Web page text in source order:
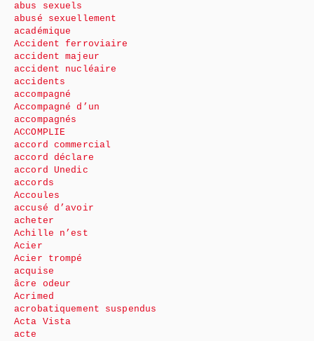
abus sexuels
abusé sexuellement
académique
Accident ferroviaire
accident majeur
accident nucléaire
accidents
accompagné
Accompagné d’un
accompagnés
ACCOMPLIE
accord commercial
accord déclare
accord Unedic
accords
Accoules
accusé d’avoir
acheter
Achille n’est
Acier
Acier trompé
acquise
âcre odeur
Acrimed
acrobatiquement suspendus
Acta Vista
acte